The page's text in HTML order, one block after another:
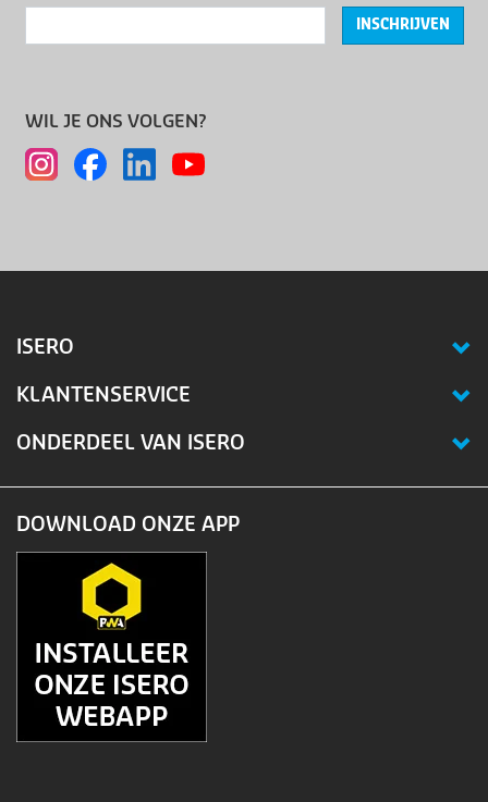
INSCHRIJVEN
WIL JE ONS VOLGEN?
ISERO
KLANTENSERVICE
ONDERDEEL VAN ISERO
DOWNLOAD ONZE APP